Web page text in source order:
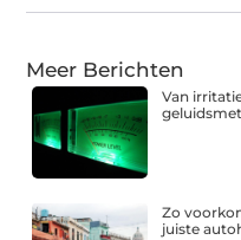
Meer Berichten
Van
Zo
juiste